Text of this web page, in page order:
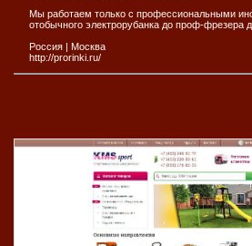
Мы работаем только с профессиональными
отобычного электрорубанка до проф-фрезера
Россия
Москва
http://prorinki.ru/